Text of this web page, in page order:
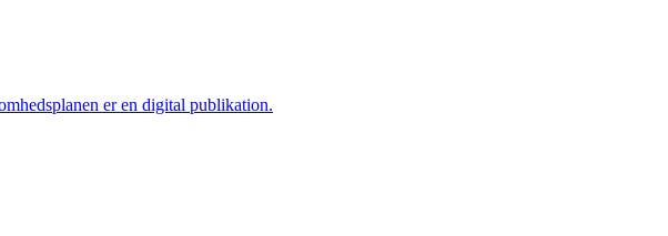
er en digital publikation.